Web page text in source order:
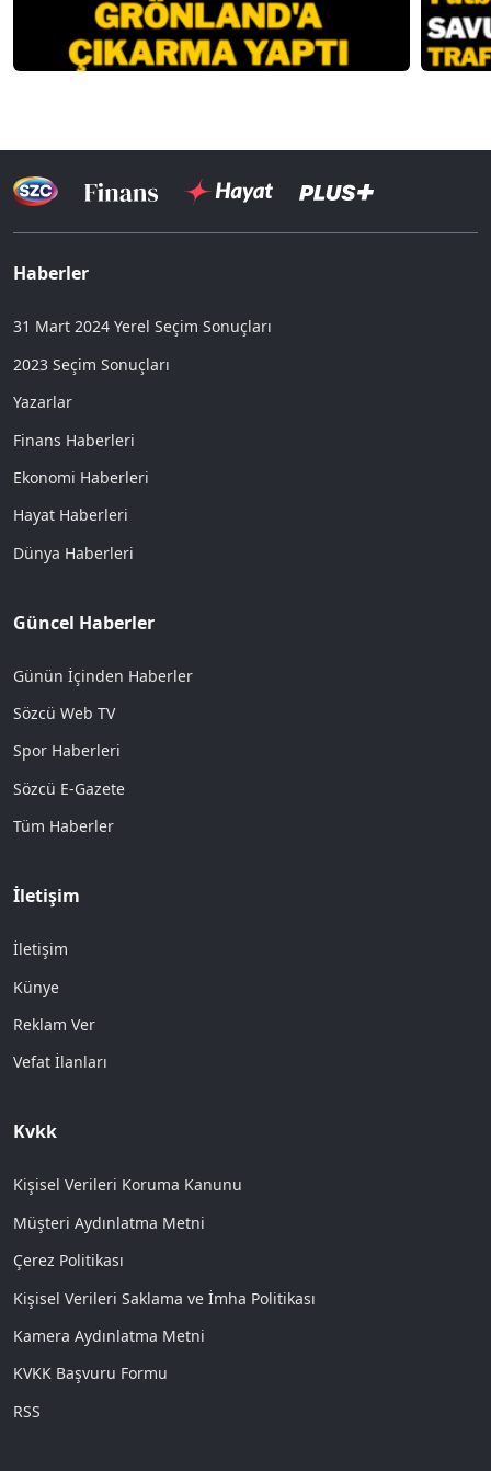
Haberler
31 Mart 2024 Yerel Seçim Sonuçları
2023 Seçim Sonuçları
Yazarlar
Finans Haberleri
Ekonomi Haberleri
Hayat Haberleri
Dünya Haberleri
Güncel Haberler
Günün İçinden Haberler
Sözcü Web TV
Spor Haberleri
Sözcü E-Gazete
Tüm Haberler
İletişim
İletişim
Künye
Reklam Ver
Vefat İlanları
Kvkk
Kişisel Verileri Koruma Kanunu
Müşteri Aydınlatma Metni
Çerez Politikası
Kişisel Verileri Saklama ve İmha Politikası
Kamera Aydınlatma Metni
KVKK Başvuru Formu
RSS